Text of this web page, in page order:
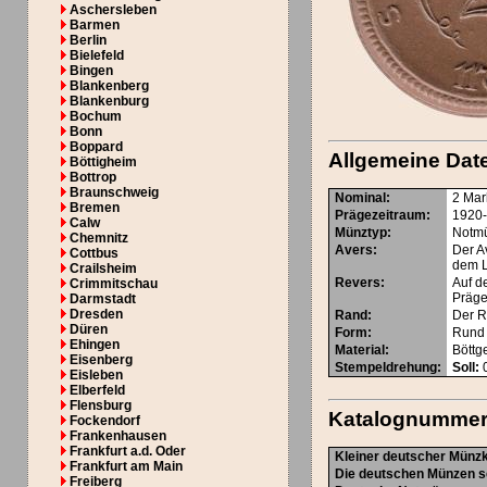
Aschersleben
Barmen
Berlin
Bielefeld
Bingen
Blankenberg
Blankenburg
Bochum
Bonn
Boppard
Böttigheim
Bottrop
Braunschweig
Bremen
Calw
Chemnitz
Cottbus
Crailsheim
Crimmitschau
Darmstadt
Dresden
Düren
Ehingen
Eisenberg
Eisleben
Elberfeld
Flensburg
Fockendorf
Frankenhausen
Frankfurt a.d. Oder
Frankfurt am Main
Freiberg
Allgemeine
Nominal :
2
Prägezeitraum:
Münztyp:
Avers:
Der
dem
Revers:
Auf
Rand :
Der
Form:
Rund
Material :
Stempeldrehung: Soll:
Kleiner deutscher
Die deutschen Münzen